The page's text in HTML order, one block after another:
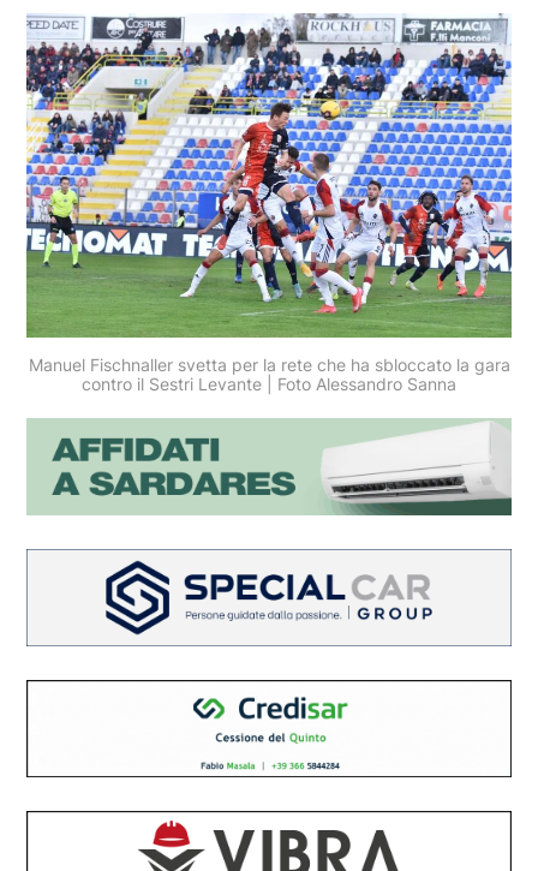
Manuel Fischnaller svetta per la rete che ha sbloccato la gara
contro il Sestri Levante | Foto Alessandro Sanna